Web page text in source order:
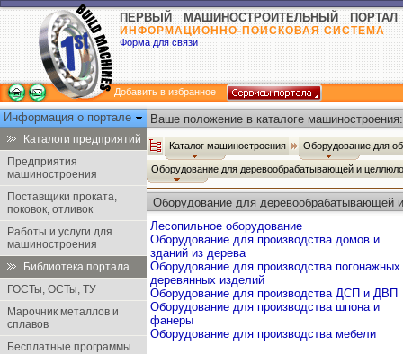
ПЕРВЫЙ МАШИНОСТРОИТЕЛЬНЫЙ ПОРТАЛ
ИНФОРМАЦИОННО-ПОИСКОВАЯ СИСТЕМА
Форма для связи
Добавить в избранное
Информация о портале
Каталоги предприятий
Предприятия
машиностроения
Поставщики проката,
поковок, отливок
Работы и услуги для
машиностроения
Библиотека портала
ГОСТы, ОСТы, ТУ
Марочник металлов и
сплавов
Бесплатные программы
Ваше положение в каталоге машиностроения:
Каталог машиностроения Оборудование для
Оборудование для деревообрабатывающей и
Оборудование для деревообрабатывающей
Лесопильное оборудование
Оборудование для производства домов и
зданий из дерева
Оборудование для производства погонажных
деревянных изделий
Оборудование для производства ДСП и ДВП
Оборудование для производства шпона и
фанеры
Оборудование для производства мебели